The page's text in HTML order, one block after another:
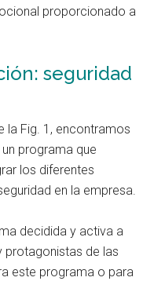
proporcionado a
seguridad
la Fig. 1, encontramos
programa que
los diferentes
en la empresa.
decidida y activa a
de las
este programa o para